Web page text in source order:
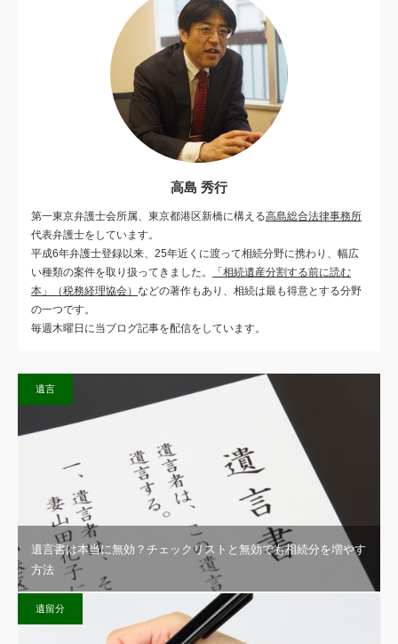
高島 秀行
第一東京弁護士会所属、東京都港区新橋に構える高島総合法律事務所
代表弁護士をしています。
平成6年弁護士登録以来、25年近くに渡って相続分野に携わり、幅広
い種類の案件を取り扱ってきました。
「相続遺産分割する前に読む
本」（税務経理協会） などの著作もあり、相続は最も得意とする分野
の一つです。
毎週木曜日に当ブログ記事を配信をしています。
遺言
遺言書は本当に無効？チェックリストと無効でも相続分を増やす
方法
遺留分